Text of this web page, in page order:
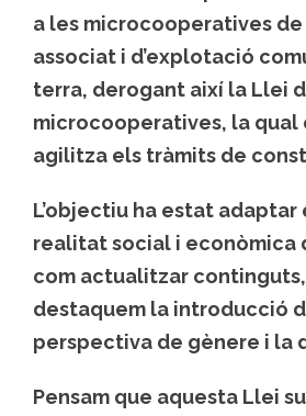
a les microcooperatives
associat i d’explotació
terra, derogant així la Llei
microcooperatives, la qual
agilitza els tràmits de
L’objectiu ha estat
realitat social i econòmica
com actualitzar
destaquem la introducció
perspectiva de gènere i la
Pensam que aquesta Llei